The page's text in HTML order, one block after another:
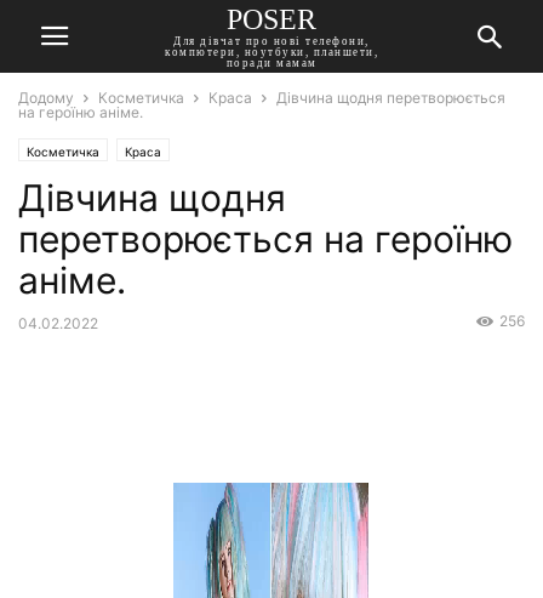
POSER
Для дівчат про нові телефони,
компютери, ноутбуки, планшети,
поради мамам
Додому Косметичка Краса
Дівчина щодня перетворюється
на героїню аніме.
Косметичка Краса
Дівчина щодня
перетворюється на героїню
аніме.
04.02.2022 256